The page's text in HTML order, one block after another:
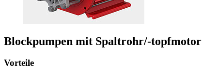
Blockpumpen mit Spaltrohr/-topfmotor
Vorteile